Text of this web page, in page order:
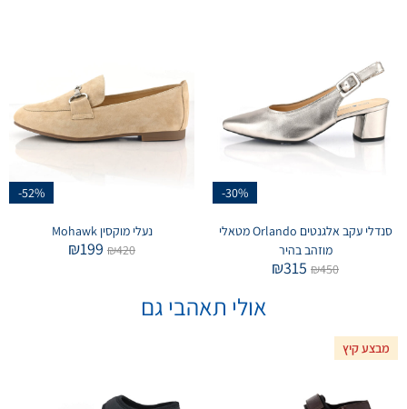
-30%
סנדלי עקב אלגנטים Orlando מטאלי
מוזהב בהיר
₪450
₪315
-52%
נעלי מוקסין Mohawk
₪420
₪199
אולי תאהבי גם
מבצע קיץ